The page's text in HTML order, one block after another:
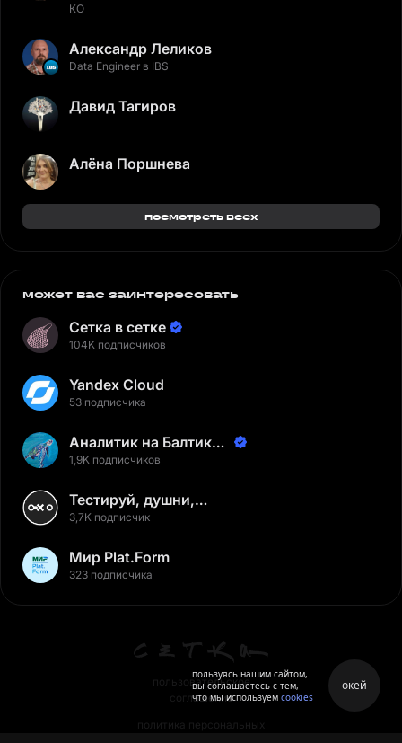
КО
Александр Леликов
Data Engineer в IBS
Давид Тагиров
Алёна Поршнева
посмотреть всех
может вас заинтересовать
Сетка в сетке
104K подписчиков
Yandex Cloud
53 подписчика
Аналитик на Балтике |
Неверов Станислав
1,9K подписчиков
Тестируй, душни,
наслаждайся
3,7K подписчик
Мир Plat.Form
323 подписчика
пользовательское
соглашение
политика персональных
пользуясь нашим сайтом,
вы соглашаетесь с тем,
что мы используем cookies
окей